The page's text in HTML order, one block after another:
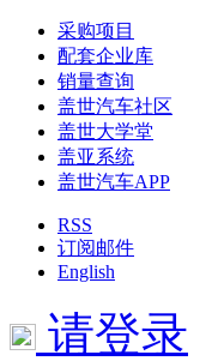
采购项目
配套企业库
销量查询
盖世汽车社区
盖世大学堂
盖亚系统
盖世汽车APP
RSS
订阅邮件
English
请登录